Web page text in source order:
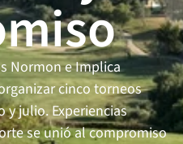
Normon e Implica
cinco torneos
y julio. Experiencias
se unió al compromiso
us